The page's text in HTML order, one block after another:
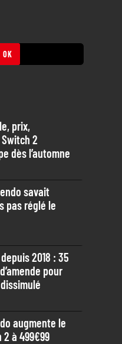
OK
prix,
2
dès l’automne
savait
pas réglé le
2018 : 35
pour
augmente le
à 499€99